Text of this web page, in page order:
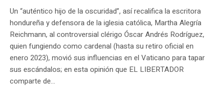
Un “auténtico hijo de la oscuridad”, así recalifica la escritora
hondureña y defensora de la iglesia católica, Martha Alegría
Reichmann, al controversial clérigo Óscar Andrés Rodríguez,
quien fungiendo como cardenal (hasta su retiro oficial en
enero 2023), movió sus influencias en el Vaticano para tapar
sus escándalos; en esta opinión que EL LIBERTADOR
comparte de...